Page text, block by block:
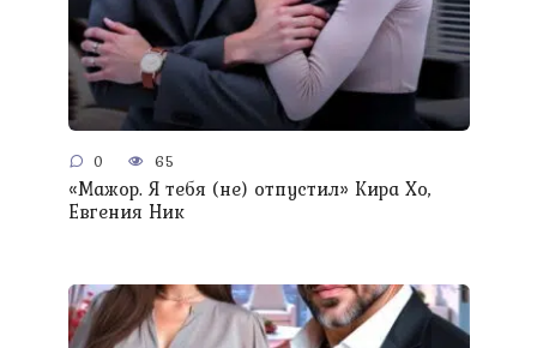
0 65
«Мажор. Я тебя (не) отпустил» Кира Хо,
Евгения Ник